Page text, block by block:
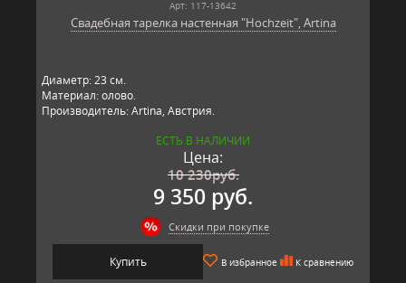
Арт: 117-13642
Свадебная тарелка настенная "Hochzeit", Artina
Диаметр: 23 см.
Материал: олово.
Производитель: Artina, Австрия.
ЕСТЬ В НАЛИЧИИ
Цена:
10 230руб.
9 350 руб.
Скидки при покупке
Купить В избранное К сравнению